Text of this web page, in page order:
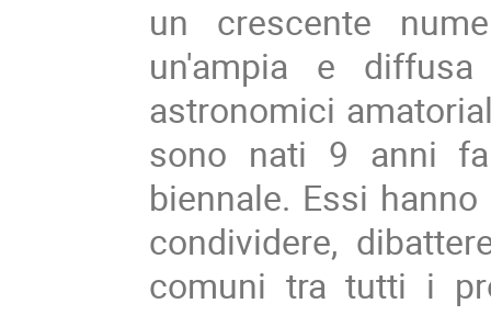
un crescente
un'ampia e
astronomici
sono nati 9 anni
biennale. Essi
condividere,
comuni tra tutti i